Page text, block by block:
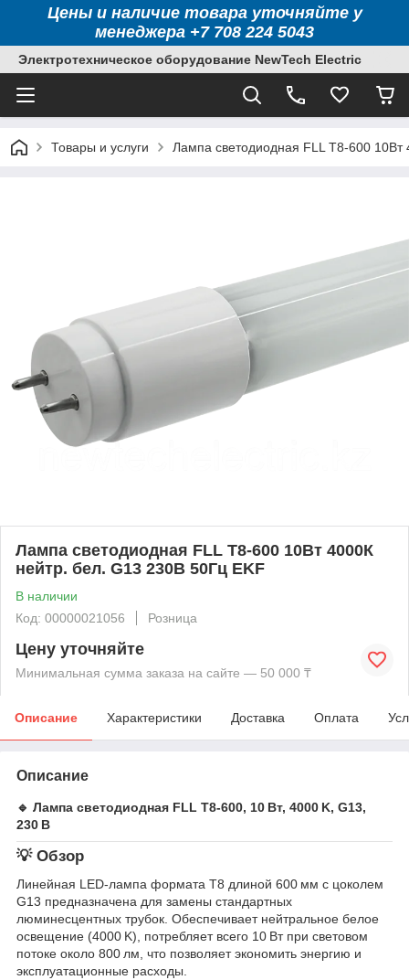
Цены и наличие товара уточняйте у
менеджера +7 708 224 5043
Электротехническое оборудование NewTech Electric
Товары и услуги Лампа светодиодная FLL T8-600
Лампа светодиодная FLL T8-600 10Вт 4000К
нейтр. бел. G13 230В 50Гц EKF
В наличии
Код: 00000021056
Розница
Цену уточняйте
Минимальная сумма заказа на сайте — 50 000 ₸
Описание Характеристики Доставка Оплата
Описание
🔹 Лампа светодиодная FLL T8‑600, 10 Вт, 4000 K, G13,
230 В
💡 Обзор
Линейная LED-лампа формата T8 длиной 600 мм с цоколем
G13 предназначена для замены стандартных
люминесцентных трубок. Обеспечивает нейтральное белое
освещение (4000 K), потребляет всего 10 Вт при световом
потоке около 800 лм, что позволяет экономить энергию и
эксплуатационные расходы.